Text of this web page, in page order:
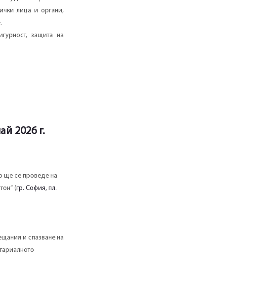
лица и органи,
защита на
2026 г.
ще се проведе на
(гр. София, пл.
и спазване на